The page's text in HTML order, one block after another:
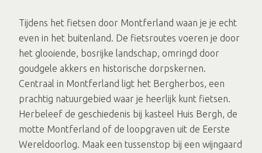
Tijdens het fietsen door Montferland waan je je echt
even in het buitenland. De fietsroutes voeren je door
het glooiende, bosrijke landschap, omringd door
goudgele akkers en historische dorpskernen.
Centraal in Montferland ligt het Bergherbos, een
prachtig natuurgebied waar je heerlijk kunt fietsen.
Herbeleef de geschiedenis bij kasteel Huis Bergh, de
motte Montferland of de loopgraven uit de Eerste
Wereldoorlog. Maak een tussenstop bij een wijngaard